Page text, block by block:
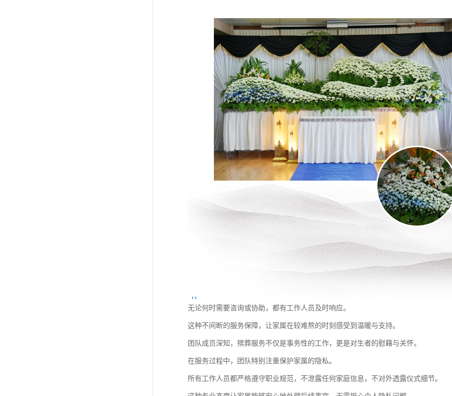
无论何时需要咨询或协助，都有工作人员及时响应。
这种不间断的服务保障，让家属在较难熬的时刻感受到温暖与支持。
团队成员深知，殡葬服务不仅是事务性的工作，更是对生者的慰藉与关怀。
在服务过程中，团队特别注重保护家属的隐私。
所有工作人员都严格遵守职业规范，不泄露任何家庭信息，不对外透露仪式细节。